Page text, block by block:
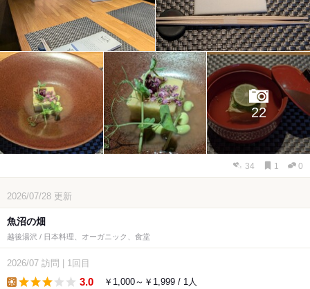
22
34 1 0
2026/07/28 更新
魚沼の畑
越後湯沢 / 日本料理、オーガニック、食堂
2026/07 訪問 1回目
3.0 ￥1,000～￥1,999 / 1人